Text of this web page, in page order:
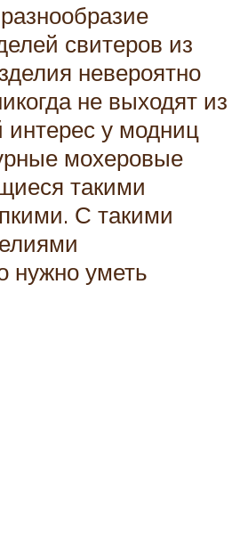
свитеров из
невероятно
не выходят из
у модниц
мохеровые
такими
С такими
нужно уметь